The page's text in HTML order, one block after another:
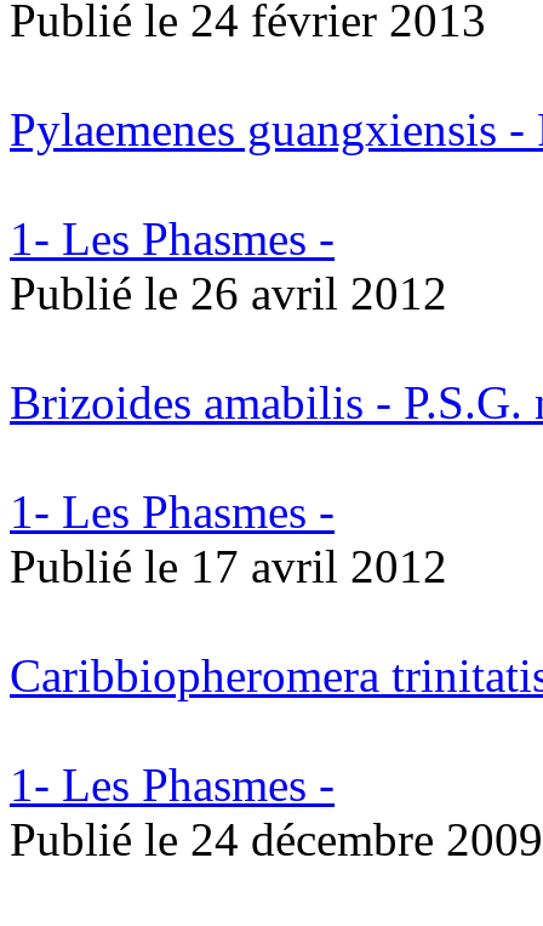
Publié le 24 février 2013
Pylaemenes guangxiensis -
1- Les Phasmes -
Publié le 26 avril 2012
Brizoides amabilis - P.S.G.
1- Les Phasmes -
Publié le 17 avril 2012
Caribbiopheromera
1- Les Phasmes -
Publié le 24 décembre 2009